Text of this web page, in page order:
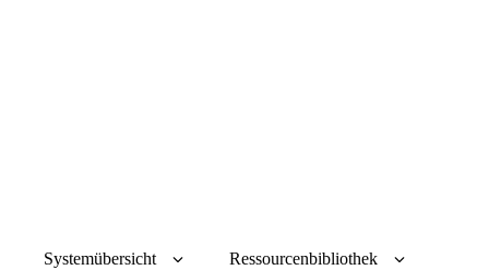
Systemübersicht Ressourcenbibliothek